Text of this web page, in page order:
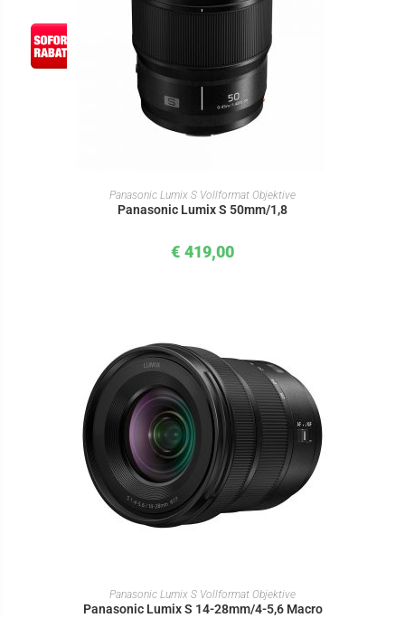
IN DEN WARENKORB
Panasonic Lumix S Vollformat Objektive
Panasonic Lumix S 50mm/1,8
€ 419,00
IN DEN WARENKORB
Panasonic Lumix S Vollformat Objektive
Panasonic Lumix S 14-28mm/4-5,6 Macro